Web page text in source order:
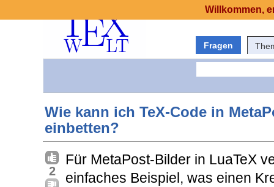
Fragen
Wie kann ich TeX-Code in
einbetten?
2
Für MetaPost-Bilder in LuaTeX
einfaches Beispiel, was einen
Willkommen,